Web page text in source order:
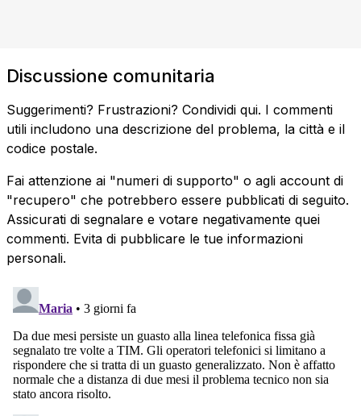
Discussione comunitaria
Suggerimenti? Frustrazioni? Condividi qui. I commenti
utili includono una descrizione del problema, la città e il
codice postale.
Fai attenzione ai "numeri di supporto" o agli account di
"recupero" che potrebbero essere pubblicati di seguito.
Assicurati di segnalare e votare negativamente quei
commenti. Evita di pubblicare le tue informazioni
personali.